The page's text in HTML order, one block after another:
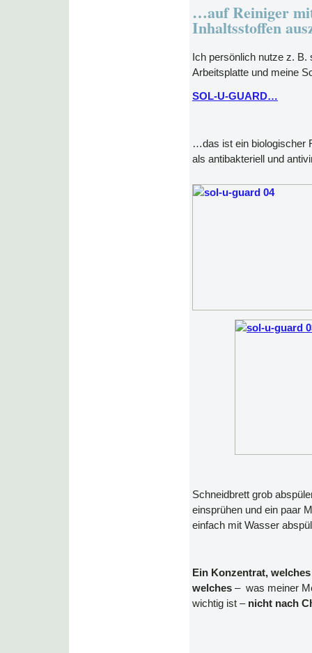
…auf Reiniger
Inhaltsstoffen
Ich persönlich nutze z.
Arbeitsplatte und meine
SOL-U-GUARD…
…das ist ein biologischer
als antibakteriell und
Schneidbrett grob
einsprühen und ein paar
einfach mit Wasser
Ein Konzentrat,
welches – was meiner
wichtig ist – nicht nach